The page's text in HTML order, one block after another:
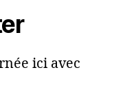
ici avec